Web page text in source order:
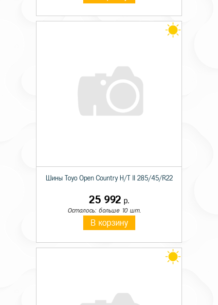
Шины Toyo Open Country H/T II 285/45/R22
25 992 р.
Осталось: больше 10 шт.
В корзину